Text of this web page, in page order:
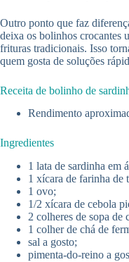
Outro ponto que faz
deixa os bolinhos crocantes
frituras tradicionais. Isso
quem gosta de soluções
Receita de bolinho de
Rendimento
Ingredientes
1 lata de sardinha em
1 xícara de farinha de
1 ovo;
1/2 xícara de cebola
2 colheres de sopa de
1 colher de chá de
sal a gosto;
pimenta-do-reino a